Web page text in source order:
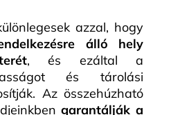
azzal, hogy
álló hely
, és ezáltal a
és tárolási
Az összehúzható
garantálják a